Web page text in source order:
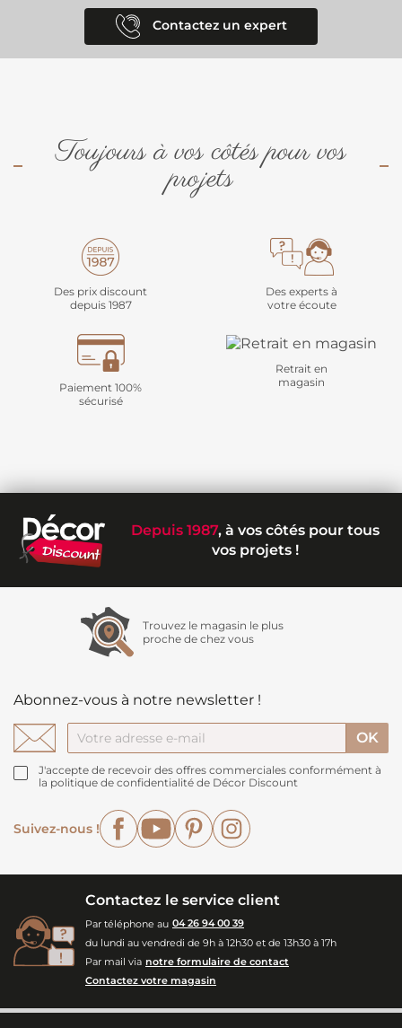
Contactez un expert
Toujours à vos côtés pour vos
projets
Des prix discount
depuis 1987
Des experts à
votre écoute
Paiement 100%
sécurisé
Retrait en
magasin
Depuis 1987, à vos côtés pour tous
vos projets !
Trouvez le magasin le plus
proche de chez vous
Abonnez-vous à notre newsletter !
J'accepte de recevoir des offres commerciales conformément à
la politique de confidentialité de Décor Discount
Suivez-nous !
FacebookYouTubePinterest
Contactez le service client
Par téléphone au 04 26 94 00 39
du lundi au vendredi de 9h à 12h30 et de 13h30 à 17h
Par mail via notre formulaire de contact
Contactez votre magasin